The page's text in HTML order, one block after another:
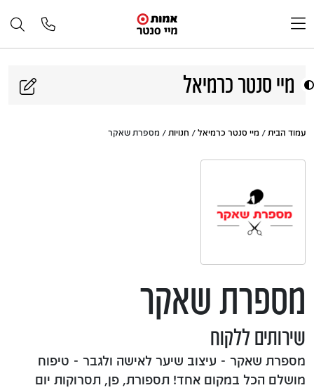
מיי סנטר כרמיאל
עמוד הבית / מיי סנטר כרמיאל / חנויות / מספרת שאקר
מספרת שאקר
שירותים ללקוח
מספרת שאקר - עיצוב שיער לאישה ולגבר - טיפוח
מושלם הכל במקום אחד! תספורת, פן, תסרוקות יום